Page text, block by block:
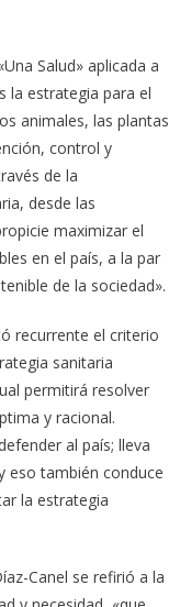
Salud» aplicada a
la estrategia para el
animales, las plantas
control y
de la
desde las
maximizar el
en el país, a la par
de la sociedad».
recurrente el criterio
sanitaria
permitirá resolver
y racional.
al país; lleva
eso también conduce
la estrategia
Canel se refirió a la